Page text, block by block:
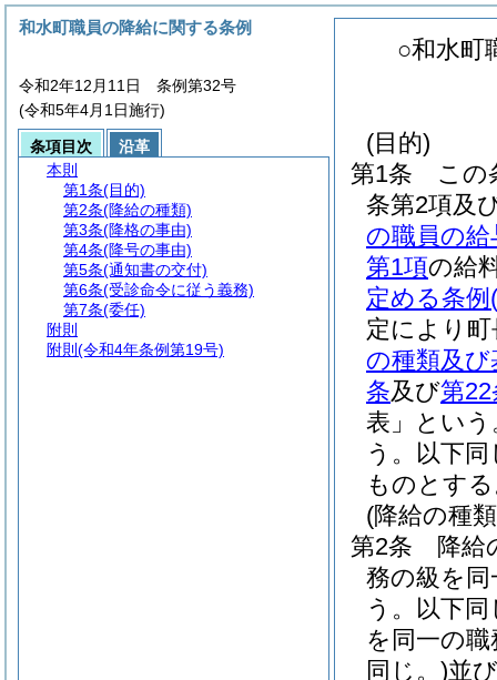
○和水町
(目的)
第1条
この
条第2項及
の職員の
第1項の給
定める条例
定により
の種類及
条及び第22
表」という
う。以下同
ものとす
(降給の種
第2条
降給
務の級を
う。以下同
を同一の
同じ。)並
和水町職員の降給に関する条例
令和2年12月11日 条例第32号
(令和5年4月1日施行)
条項目次
沿革
本則
第1条(目的)
第2条(降給の種類)
第3条(降格の事由)
第4条(降号の事由)
第5条(通知書の交付)
第6条(受診命令に従う義務)
第7条(委任)
附則
附則 (令和4年条例第19号)